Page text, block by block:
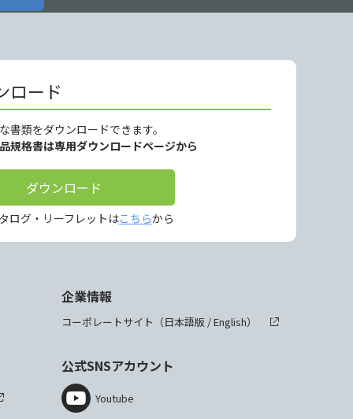
ロード
書類をダウンロードできます。
規格書は専用ダウンロードページから
ダウンロード
ログ・リーフレットはこちらから
企業情報
コーポレートサイト（日本語版 /English）
公式SNSアカウント
Youtube